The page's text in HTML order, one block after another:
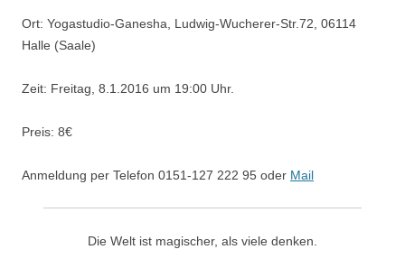
Ort: Yogastudio-Ganesha, Ludwig-Wucherer-Str.72, 06114
Halle (Saale)
Zeit: Freitag, 8.1.2016 um 19:00 Uhr.
Preis: 8€
Anmeldung per Telefon 0151-127 222 95 oder Mail
Die Welt ist magischer, als viele denken.